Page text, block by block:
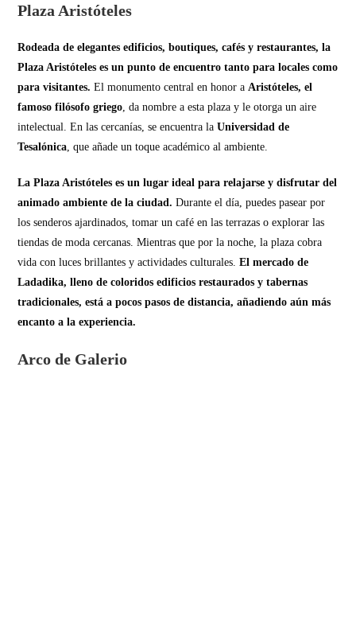
Plaza Aristóteles
Rodeada de elegantes edificios, boutiques, cafés y restaurantes, la
Plaza Aristóteles es un punto de encuentro tanto para locales como
para visitantes. El monumento central en honor aAristóteles, el
famoso filósofo griego, da nombre a esta plaza y le otorga un aire
intelectual. En las cercanías, se encuentra laUniversidad de
Tesalónica, que añade un toque académico al ambiente.
La Plaza Aristóteles es un lugar ideal para relajarse y disfrutar del
animado ambiente de la ciudad. Durante el día, puedes pasear por
los senderos ajardinados, tomar un café en las terrazas o explorar las
tiendas de moda cercanas. Mientras que por la noche, la plaza cobra
vida con luces brillantes y actividades culturales.El mercado de
Ladadika, lleno de coloridos edificios restaurados y tabernas
tradicionales, está a pocos pasos de distancia, añadiendo aún más
encanto a la experiencia.
Arco de Galerio